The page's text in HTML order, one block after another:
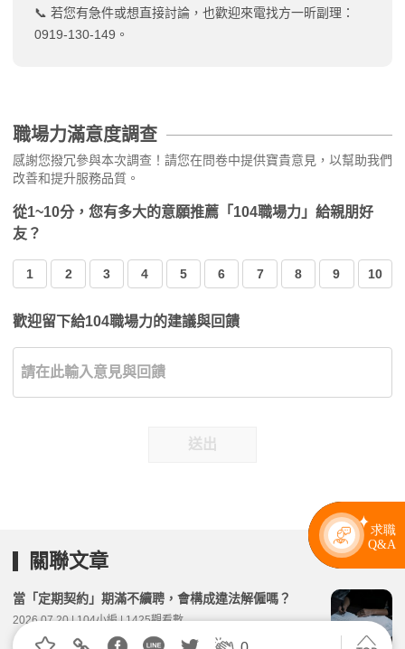
📞 若您有急件或想直接討論，也歡迎來電找方一昕副理：
0919-130-149。
職場力滿意度調查
感謝您撥冗參與本次調查！請您在問卷中提供寶貴意見，以幫助我們
改善和提升服務品質。
從1~10分，您有多大的意願推薦「104職場力」給親朋好
友？
1 2 3 4 5 6 7 8 9 10
歡迎留下給104職場力的建議與回饋
送出
關聯文章
當「定期契約」期滿不續聘，會構成違法解僱嗎？
2026.07.20 | 104小編 | 1425觀看數